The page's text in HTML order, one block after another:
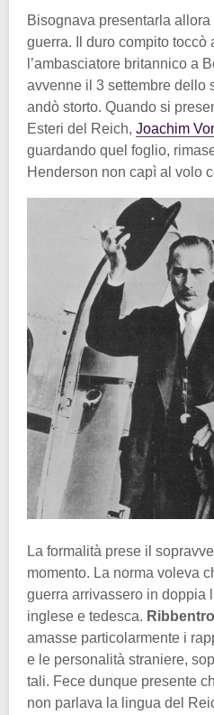
Bisognava presentarla
guerra. Il duro compito toccò
l’ambasciatore britannico a
avvenne il 3 settembre dello
andò storto. Quando si
Esteri del Reich, Joachim
guardando quel foglio,
Henderson non capì al volo
La formalità prese il
momento. La norma voleva
guerra arrivassero in doppia
inglese e tedesca.
amasse particolarmente i
e le personalità straniere,
tali. Fece dunque presente
non parlava la lingua del